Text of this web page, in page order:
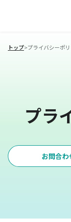
トップ>プライバシーポ
プラ
お問合わ